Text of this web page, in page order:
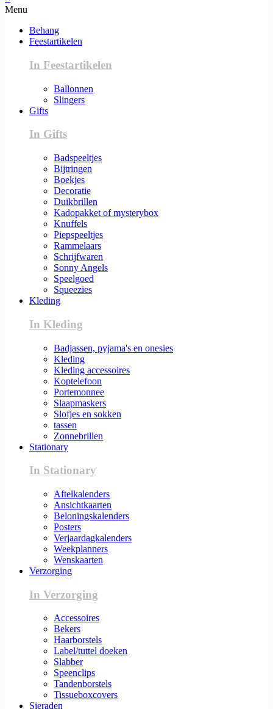
Menu
Behang
Feestartikelen
In Feestartikelen
Ballonnen
Slingers
Gifts
In Gifts
Badspeeltjes
Bijtringen
Boekjes
Decoratie
Duikbrillen
Kadopakket of mysterybox
Knuffels
Piepspeeltjes
Rammelaars
Schrijfwaren
Sonny Angels
Speelgoed
Squeezies
Kleding
In Kleding
Badjassen, pyjama's en onesies
Kleding
Kleding accessoires
Koptelefoon
Portemonnee
Slaapmaskers
Slofjes en sokken
tassen
Zonnebrillen
Stationary
In Stationary
Aftelkalenders
Ansichtkaarten
Beloningskalenders
Posters
Verjaardagkalenders
Weekplanners
Wenskaarten
Verzorging
In Verzorging
Accessoires
Bekers
Haarborstels
Label/tuttel doeken
Slabber
Speenclips
Tandenborstels
Tissueboxcovers
Sieraden